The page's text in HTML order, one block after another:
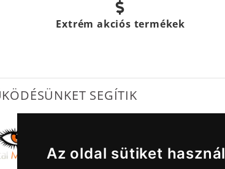
Az oldal sütiket használ
Extrém akciós termékek
SEGÍTIK